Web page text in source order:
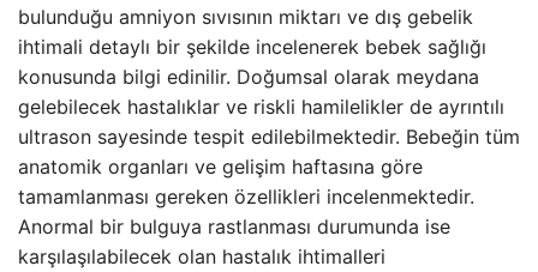
bulunduğu amniyon sıvısının miktarı ve dış gebelik
ihtimali detaylı bir şekilde incelenerek bebek sağlığı
konusunda bilgi edinilir. Doğumsal olarak meydana
gelebilecek hastalıklar ve riskli hamilelikler de ayrıntılı
ultrason sayesinde tespit edilebilmektedir. Bebeğin tüm
anatomik organları ve gelişim haftasına göre
tamamlanması gereken özellikleri incelenmektedir.
Anormal bir bulguya rastlanması durumunda ise
karşılaşılabilecek olan hastalık ihtimalleri